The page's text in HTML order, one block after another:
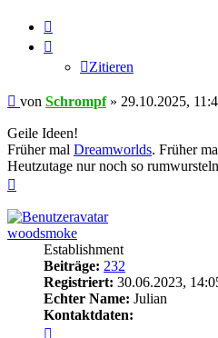
Zitieren
Beitrag
von Schrompf» 29.10.2025,
Geile Ideen!
Früher mal Dreamworlds. Früher
Heutzutage nur noch so
woodsmoke
Establishment
Beiträge: 232
Registriert: 30.06.2023,
Echter Name: Julian
Kontaktdaten: